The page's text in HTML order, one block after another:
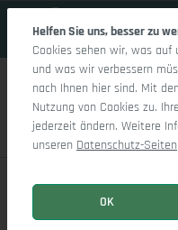
Sitz Concept smart 1007
Helfen Sie uns, besser zu
Cookies sehen wir, was
und was wir verbessern
nach Ihnen hier sind. Mit
Nutzung von Cookies zu.
jederzeit ändern. Weitere
unseren Datenschutz-Seiten
OK